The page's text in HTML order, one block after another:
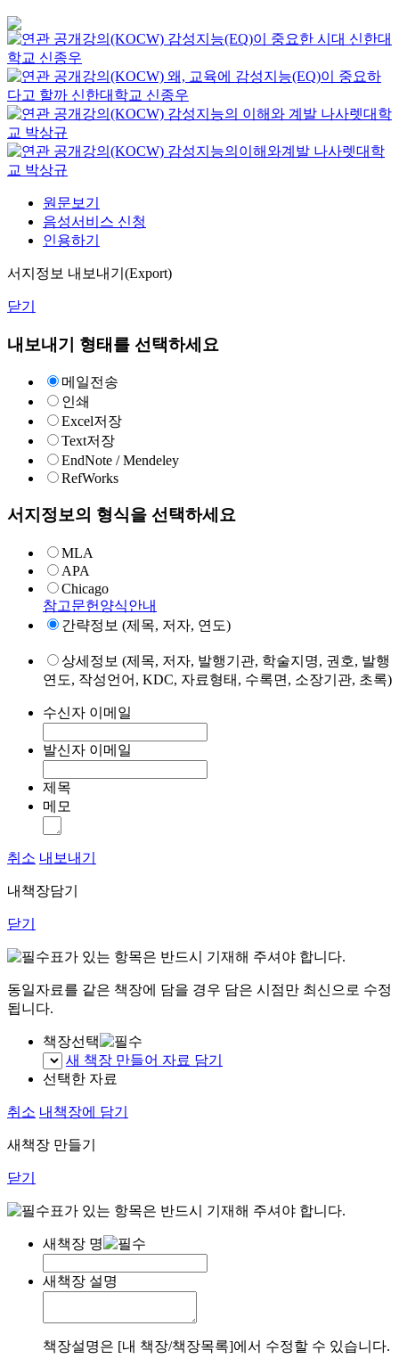
감성지능(EQ)이 중요한 시대 신한대
학교 신종우
왜, 교육에 감성지능(EQ)이 중요하
다고 할까 신한대학교 신종우
감성지능의 이해와 계발 나사렛대학
교 박상규
감성지능의이해와계발 나사렛대학
교 박상규
원문보기
음성서비스 신청
인용하기
서지정보 내보내기(Export)
닫기
내보내기 형태를 선택하세요
메일전송
인쇄
Excel저장
Text저장
EndNote / Mendeley
RefWorks
서지정보의 형식을 선택하세요
MLA
APA
Chicago
참고문헌양식안내
간략정보 (제목, 저자, 연도)
상세정보 (제목, 저자, 발행기관, 학술지명, 권호, 발행
연도, 작성언어, KDC, 자료형태, 수록면, 소장기관, 초록)
수신자 이메일
발신자 이메일
제목
메모
취소 내보내기
내책장담기
닫기
표가 있는 항목은 반드시 기재해 주셔야 합니다.
동일자료를 같은 책장에 담을 경우 담은 시점만 최신으로 수정
됩니다.
책장선택
새 책장 만들어 자료 담기
선택한 자료
취소 내책장에 담기
새책장 만들기
닫기
표가 있는 항목은 반드시 기재해 주셔야 합니다.
새책장 명
새책장 설명
책장설명은 [내 책장/책장목록]에서 수정할 수 있습니다.